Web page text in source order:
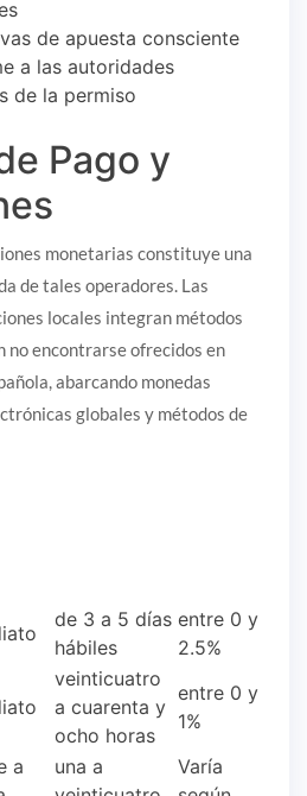
de apuesta consciente
a las autoridades
de la permiso
Pago y
monetarias constituye una
de tales operadores. Las
locales integran métodos
no encontrarse ofrecidos en
abarcando monedas
globales y métodos de
de 3 a 5 días
hábiles
entre 0 y
2.5%
veinticuatro
a cuarenta y
ocho horas
entre 0 y
1%
a
una a
Varía